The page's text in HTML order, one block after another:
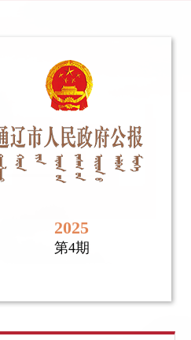
2025
第4期